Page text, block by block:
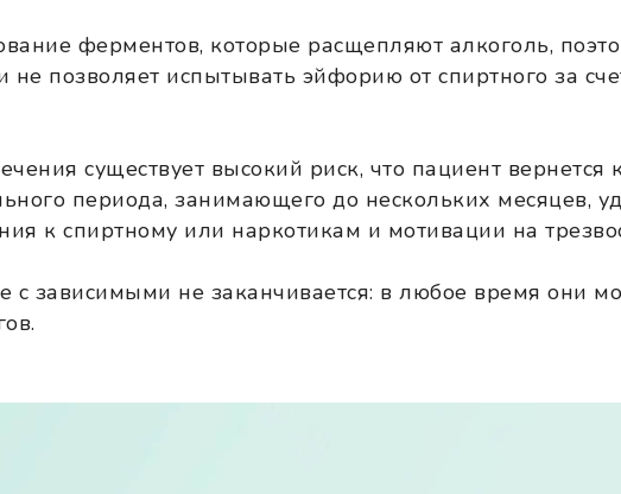
ферментов, которые расщепляют алкоголь,
позволяет испытывать эйфорию от спиртного за
существует высокий риск, что пациент
периода, занимающего до нескольких месяцев,
к спиртному или наркотикам и мотивации на
зависимыми не заканчивается: в любое время они